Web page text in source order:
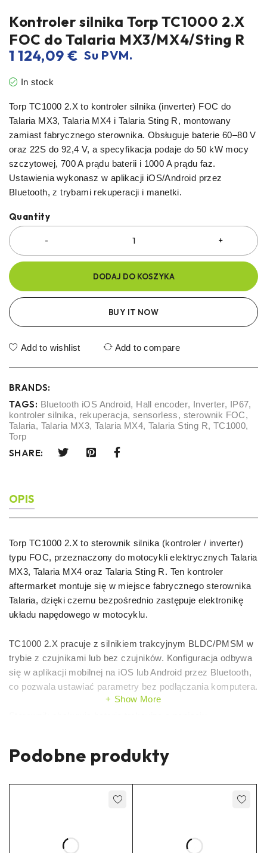
Kontroler silnika Torp TC1000 2.X
FOC do Talaria MX3/MX4/Sting R
1 124,09€ Su PVM.
In stock
Torp TC1000 2.X to kontroler silnika (inverter) FOC do
Talaria MX3, Talaria MX4 i Talaria Sting R, montowany
zamiast fabrycznego sterownika. Obsługuje baterie 60–80 V
oraz 22S do 92,4 V, a specyfikacja podaje do 50 kW mocy
szczytowej, 700 A prądu baterii i 1000 A prądu faz.
Ustawienia wykonasz w aplikacji iOS/Android przez
Bluetooth, z trybami rekuperacji i manetki.
Quantity
DODAJ DO KOSZYKA
BUY IT NOW
Add to wishlist Add to compare
BRANDS:
TAGS: Bluetooth iOS Android, Hall encoder, Inverter, IP67,
kontroler silnika, rekuperacja, sensorless, sterownik FOC,
Talaria, Talaria MX3, Talaria MX4,Talaria Sting R, TC1000,
Torp
SHARE:
OPIS
Torp TC1000 2.X to sterownik silnika (kontroler / inverter)
typu FOC, przeznaczony do motocykli elektrycznych Talaria
MX3, Talaria MX4 oraz Talaria Sting R. Ten kontroler
aftermarket montuje się w miejsce fabrycznego sterownika
Talaria, dzięki czemu bezpośrednio zastępuje elektronikę
układu napędowego w motocyklu.
TC1000 2.X pracuje z silnikiem trakcyjnym BLDC/PMSM w
trybie z czujnikami lub bez czujników. Konfiguracja odbywa
się w aplikacji mobilnej na iOS lub Android przez Bluetooth,
co pozwala ustawiać parametry bez podłączania komputera.
mocy szczytowej, do 700 A prądu baterii oraz do 1000 A
Moc szczytowa do 50 kW
według specyfikacji
TC1000 2.X.
Show More
Podobne produkty